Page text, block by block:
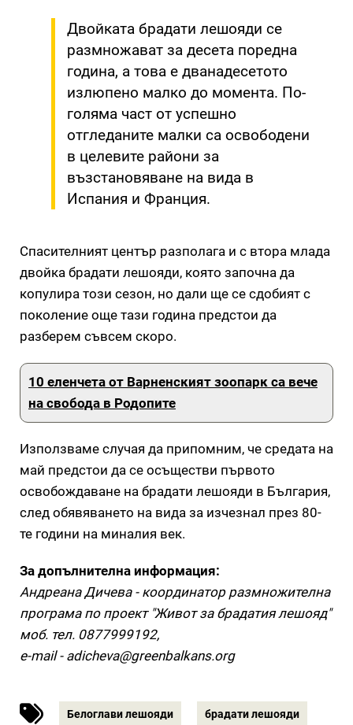
Двойката брадати лешояди се
размножават за десета поредна
година, а това е дванадесетото
излюпено малко до момента. По-
голяма част от успешно
отгледаните малки са освободени
в целевите райони за
възстановяване на вида в
Испания и Франция.
Спасителният център разполага и с втора млада
двойка брадати лешояди, която започна да
копулира този сезон, но дали ще се сдобият с
поколение още тази година предстои да
разберем съвсем скоро.
10 еленчета от Варненският зоопарк са вече
на свобода в Родопите
Използваме случая да припомним, че средата на
май предстои да се осъществи първото
освобождаване на брадати лешояди в България,
след обявяването на вида за изчезнал през 80-
те години на миналия век.
За допълнителна информация:
Андреана Дичева - координатор размножителна
програма по проект "Живот за брадатия лешояд"
моб. тел. 0877999192,
e-mail - adicheva@greenbalkans.org
Белоглави лешояди брадати лешояди